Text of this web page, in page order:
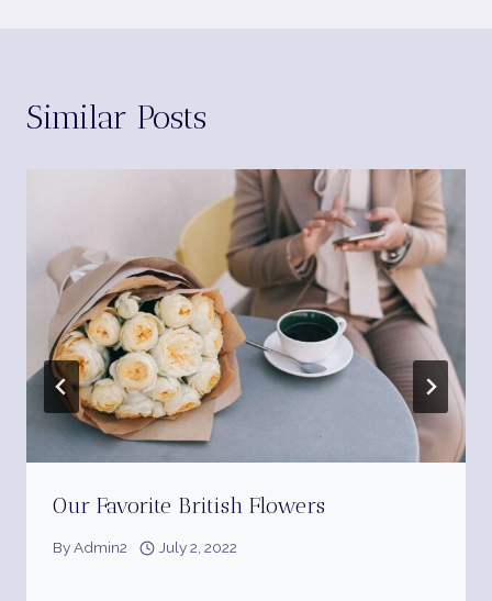
Similar Posts
Our Favorite British Flowers
ByAdmin2 July 2, 2022